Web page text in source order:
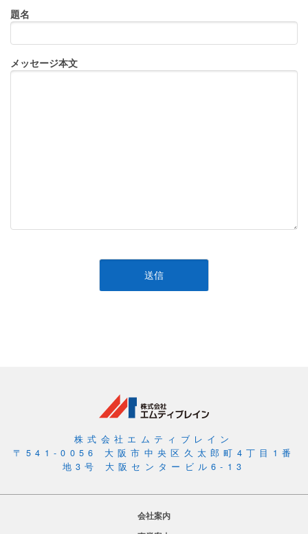
題名
メッセージ本文
株式会社エムティブレイン
〒541-0056 大阪市中央区久太郎町4丁目1番
地3号 大阪センタービル6-13
会社案内